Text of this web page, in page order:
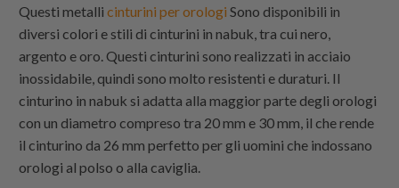
Questi metallicinturini per orologi Sono disponibili in
diversi colori e stili di cinturini in nabuk, tra cui nero,
argento e oro. Questi cinturini sono realizzati in acciaio
inossidabile, quindi sono molto resistenti e duraturi. Il
cinturino in nabuk si adatta alla maggior parte degli orologi
con un diametro compreso tra 20 mm e 30 mm, il che rende
il cinturino da 26 mm perfetto per gli uomini che indossano
orologi al polso o alla caviglia.